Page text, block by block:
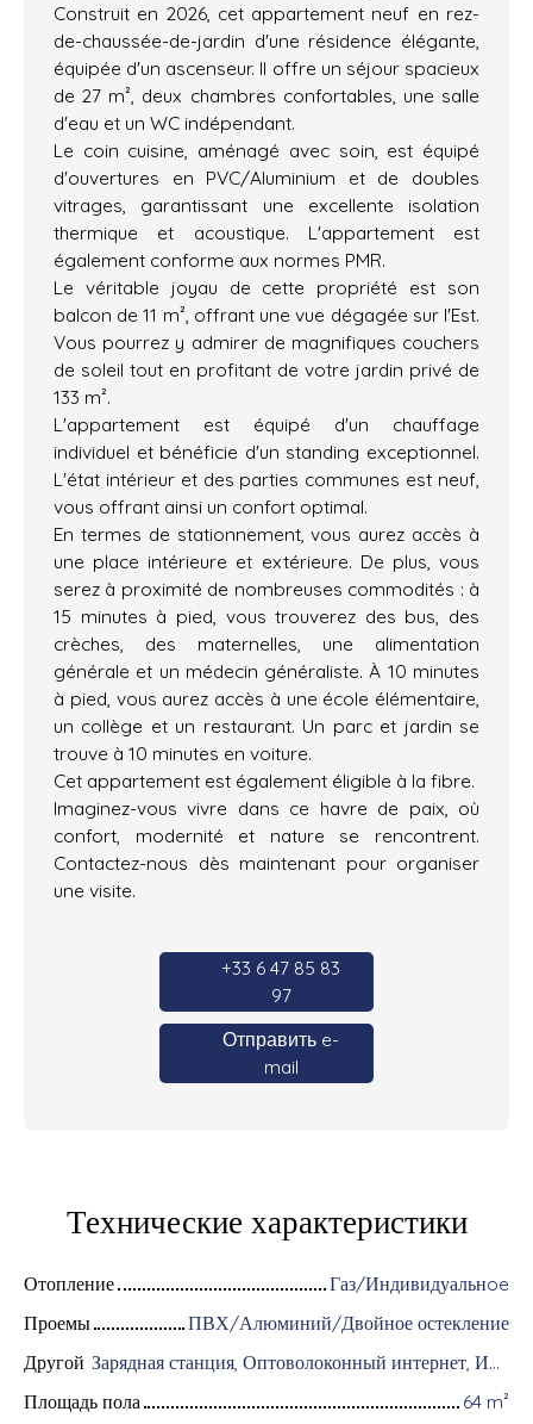
Construit en 2026, cet appartement neuf en rez-
de-chaussée-de-jardin d'une résidence élégante,
équipée d'un ascenseur. Il offre un séjour spacieux
de 27 m², deux chambres confortables, une salle
d'eau et un WC indépendant.
Le coin cuisine, aménagé avec soin, est équipé
d'ouvertures en PVC/Aluminium et de doubles
vitrages, garantissant une excellente isolation
thermique et acoustique. L'appartement est
également conforme aux normes PMR.
Le véritable joyau de cette propriété est son
balcon de 11 m², offrant une vue dégagée sur l'Est.
Vous pourrez y admirer de magnifiques couchers
de soleil tout en profitant de votre jardin privé de
133 m².
L'appartement est équipé d'un chauffage
individuel et bénéficie d'un standing exceptionnel.
L'état intérieur et des parties communes est neuf,
vous offrant ainsi un confort optimal.
En termes de stationnement, vous aurez accès à
une place intérieure et extérieure. De plus, vous
serez à proximité de nombreuses commodités : à
15 minutes à pied, vous trouverez des bus, des
crèches, des maternelles, une alimentation
générale et un médecin généraliste. À 10 minutes
à pied, vous aurez accès à une école élémentaire,
un collège et un restaurant. Un parc et jardin se
trouve à 10 minutes en voiture.
Cet appartement est également éligible à la fibre.
Imaginez-vous vivre dans ce havre de paix, où
confort, modernité et nature se rencontrent.
Contactez-nous dès maintenant pour organiser
une visite.
+33 6 47 85 83
97
Отправить e-
mail
Технические характеристики
Отопление
Газ/Индивидуальнoe
Проемы
ПВХ/Алюминий/Двойное остекление
Другой
Зарядная станция, Оптоволоконный интернет, Интерком, Хранение велосипедов, Бронированная дверь, Видеофон
Площадь пола
64 m²